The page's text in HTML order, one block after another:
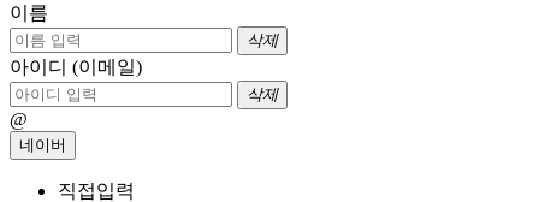
이름
삭제
아이디 (이메일)
삭제
@
네이버
직접입력